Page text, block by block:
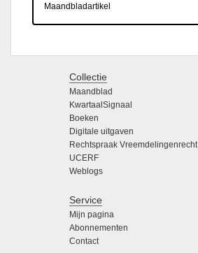
Maandbladartikel
Collectie
Maandblad
KwartaalSignaal
Boeken
Digitale uitgaven
Rechtspraak Vreemdelingenrecht
UCERF
Weblogs
Service
Mijn pagina
Abonnementen
Contact